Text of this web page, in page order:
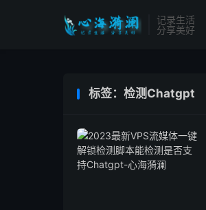
记录生活
分享美好
标签：检测Chatgpt